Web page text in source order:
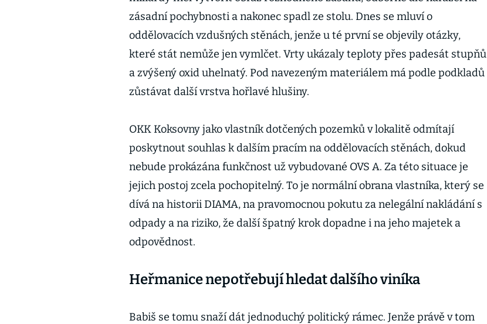
zásadní pochybnosti a nakonec spadl ze stolu. Dnes se mluví o
oddělovacích vzdušných stěnách, jenže u té první se objevily otázky,
které stát nemůže jen vymlčet. Vrty ukázaly teploty přes padesát stupňů
a zvýšený oxid uhelnatý. Pod navezeným materiálem má podle podkladů
zůstávat další vrstva hořlavé hlušiny.
OKK Koksovny jako vlastník dotčených pozemků v lokalitě odmítají
poskytnout souhlas k dalším pracím na oddělovacích stěnách, dokud
nebude prokázána funkčnost už vybudované OVS A. Za této situace je
jejich postoj zcela pochopitelný. To je normální obrana vlastníka, který se
dívá na historii DIAMA, na pravomocnou pokutu za nelegální nakládání s
odpady a na riziko, že další špatný krok dopadne i na jeho majetek a
odpovědnost.
Heřmanice nepotřebují hledat dalšího viníka
Babiš se tomu snaží dát jednoduchý politický rámec. Jenže právě v tom